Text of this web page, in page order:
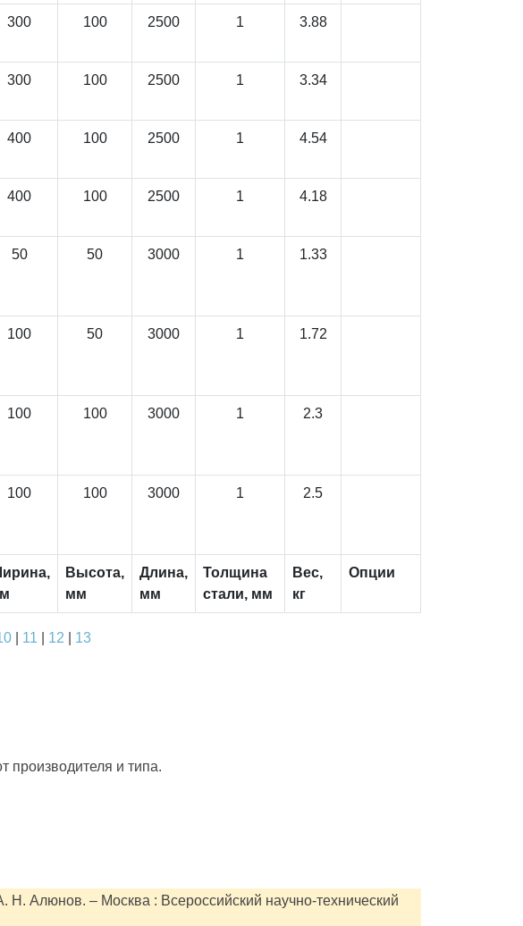
300 100 2500 1 3.88
300 100 2500 1 3.34
400 100 2500 1 4.54
400 100 2500 1 4.18
50 50 3000 1 1.33
100 50 3000 1 1.72
100 100 3000 1 2.3
100 100 3000 1 2.5
Высота,
мм
Длина,
мм
Толщина
стали, мм
Вес,
кг
Опции
| 11 12 13
производителя и типа.
Алюнов. – Москва : Всероссийский научно-технический